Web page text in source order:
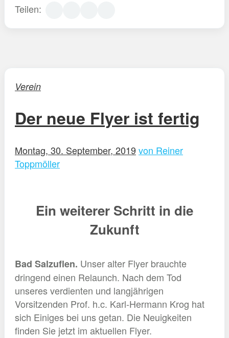
Teilen:
Verein
Der neue Flyer ist fertig
Montag, 30. September, 2019 von Reiner
Toppmöller
Ein weiterer Schritt in die
Zukunft
Bad Salzuflen. Unser alter Flyer brauchte
dringend einen Relaunch. Nach dem Tod
unseres verdienten und langjährigen
Vorsitzenden Prof. h.c. Karl-Hermann Krog hat
sich Einiges bei uns getan. Die Neuigkeiten
finden Sie jetzt im aktuellen Flyer.